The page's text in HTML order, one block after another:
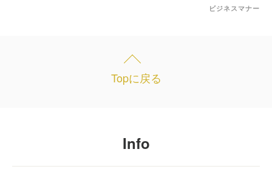
ビジネスマナー
Topに戻る
Info